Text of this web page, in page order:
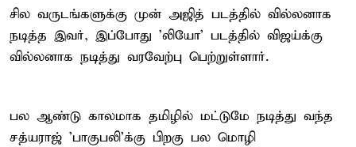
சில வருடங்களுக்கு முன் அஜித் படத்தில் வில்லனாக
நடித்த இவர், இப்போது 'லியோ' படத்தில் விஜய்க்கு
வில்லனாக நடித்து வரவேற்பு பெற்றுள்ளார்.
பல ஆண்டு காலமாக தமிழில் மட்டுமே நடித்து வந்த
சத்யராஜ் 'பாகுபலி'க்கு பிறகு பல மொழி